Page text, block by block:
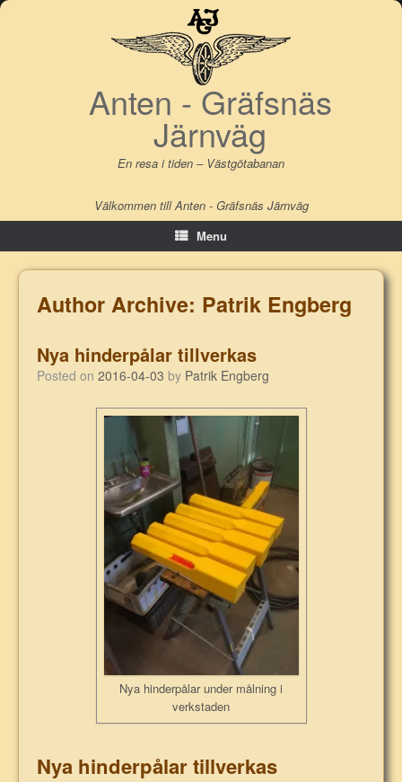
Skip
Anten - Gräfsnäs
Järnväg
En resa i tiden – Västgötabanan
Välkommen till Anten - Gräfsnäs Järnväg
Menu
Author Archive: Patrik Engberg
Nya hinderpålar tillverkas
Posted on 2016-04-03 by Patrik Engberg
Nya hinderpålar under målning i
verkstaden
Nya hinderpålar tillverkas